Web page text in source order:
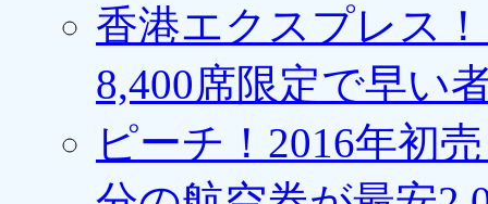
香港エクスプレス
8,400席限定で早い
ピーチ！2016年初